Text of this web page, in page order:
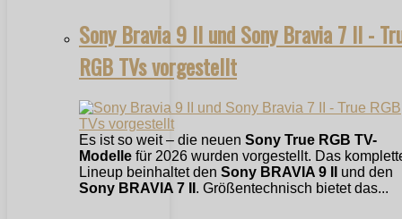
Sony Bravia 9 II und Sony Bravia 7 II -
RGB TVs vorgestellt
Es ist so weit – die neuen Sony True RGB TV-
Modelle für 2026 wurden vorgestellt. Das
Lineup beinhaltet den Sony BRAVIA 9 II
und den
Sony BRAVIA 7 II . Größentechnisch bietet das...